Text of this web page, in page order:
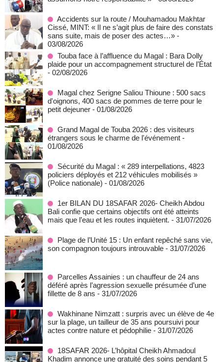
Accidents sur la route / Mouhamadou Makhtar
Cissé, MINT: « Il ne s’agit plus de faire des constats
sans suite, mais de poser des actes…» -
03/08/2026
Touba face à l’affluence du Magal : Bara Dolly
plaide pour un accompagnement structurel de l’État
- 02/08/2026
Magal chez Serigne Saliou Thioune : 500 sacs
d'oignons, 400 sacs de pommes de terre pour le
petit dejeuner - 01/08/2026
Grand Magal de Touba 2026 : des visiteurs
étrangers sous le charme de l'événement -
01/08/2026
Sécurité du Magal : « 289 interpellations, 4823
policiers déployés et 212 véhicules mobilisés »
(Police nationale) - 01/08/2026
1er BILAN DU 18SAFAR 2026- Cheikh Abdou
Bali confie que certains objectifs ont été atteints
mais que l’eau et les routes inquiètent. - 31/07/2026
Plage de l’Unité 15 : Un enfant repêché sans vie,
son compagnon toujours introuvable - 31/07/2026
Parcelles Assainies : un chauffeur de 24 ans
déféré après l’agression sexuelle présumée d’une
fillette de 8 ans - 31/07/2026
Wakhinane Nimzatt : surpris avec un élève de 4e
sur la plage, un tailleur de 35 ans poursuivi pour
actes contre nature et pédophilie - 31/07/2026
18SAFAR 2026- L’hôpital Cheikh Ahmadoul
Khadim annonce une gratuité des soins pendant 5